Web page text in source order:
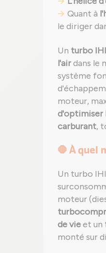
Quant à
le diriger
Un turbo
l'airdans le
système
moteur,
d'optimiser
carburant,
🛑 À quel
Un turbo
moteur
de vieet un
monté sur